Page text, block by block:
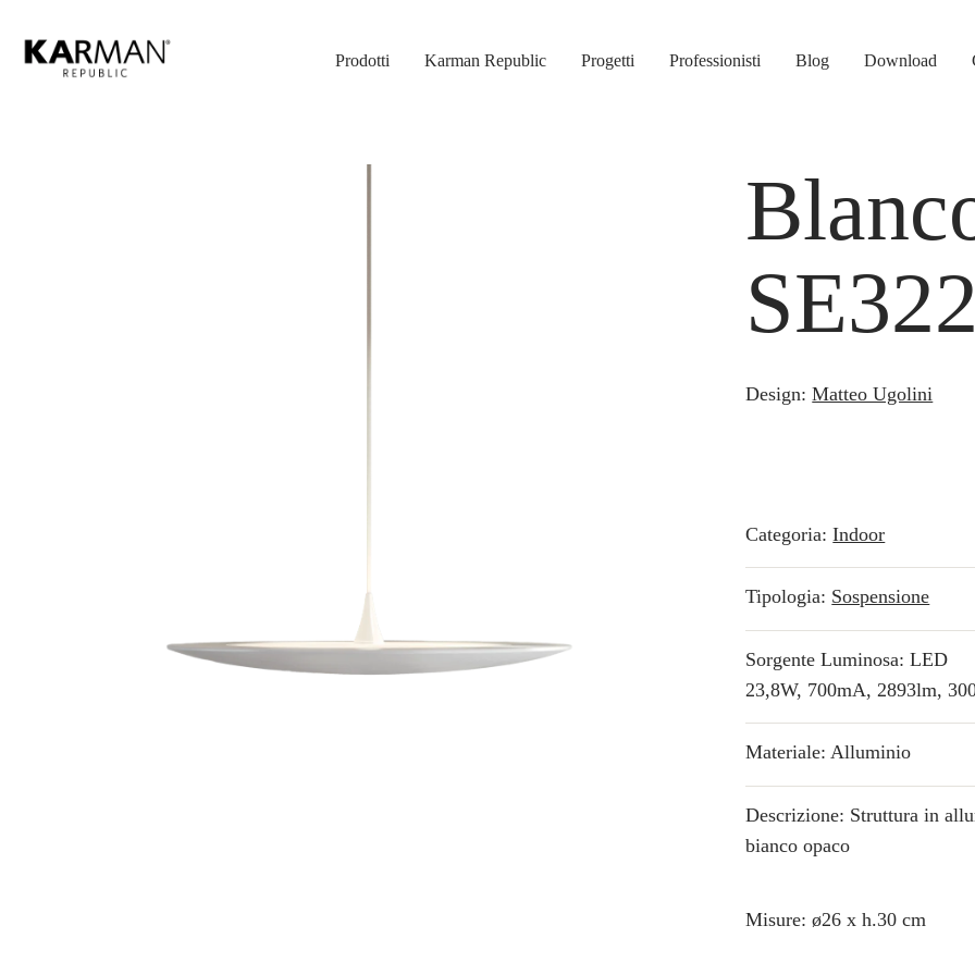
Prodotti Karman Republic Progetti Professionisti Blog Download
Design:Matteo Ugolini
Categoria:Indoor
Tipologia: Sospensione
Sorgente Luminosa: LED
23,8W, 700mA, 2893lm,
Materiale: Alluminio
Descrizione: Struttura in
bianco opaco
Misure: ø26 x h.30 cm